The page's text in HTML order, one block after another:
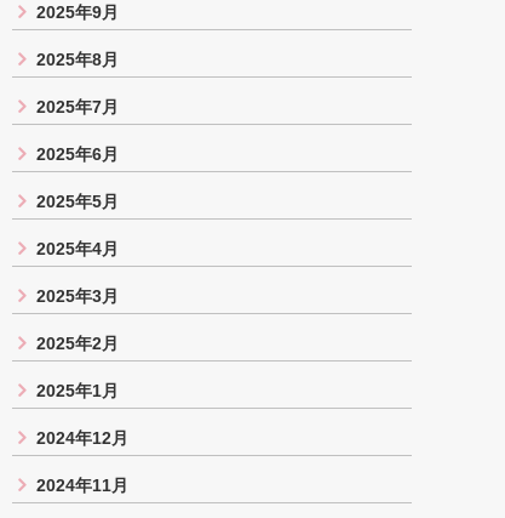
2025年9月
2025年8月
2025年7月
2025年6月
2025年5月
2025年4月
2025年3月
2025年2月
2025年1月
2024年12月
2024年11月